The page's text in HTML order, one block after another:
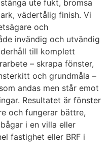
ute fukt, bromsa
vädertålig finish. Vi
och
invändig och utvändig
till komplett
– skrapa fönster,
och grundmåla –
andas men står emot
Resultatet är fönster
och fungerar bättre,
i en villa eller
fastighet eller BRF i